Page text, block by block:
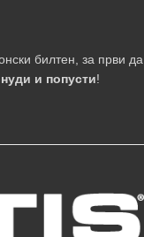
билтен, за први да
и попусти!